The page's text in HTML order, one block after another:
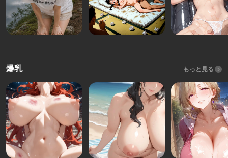
爆乳 もっと見る